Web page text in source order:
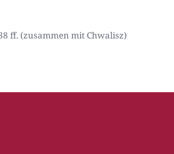
ff. (zusammen mit Chwalisz)